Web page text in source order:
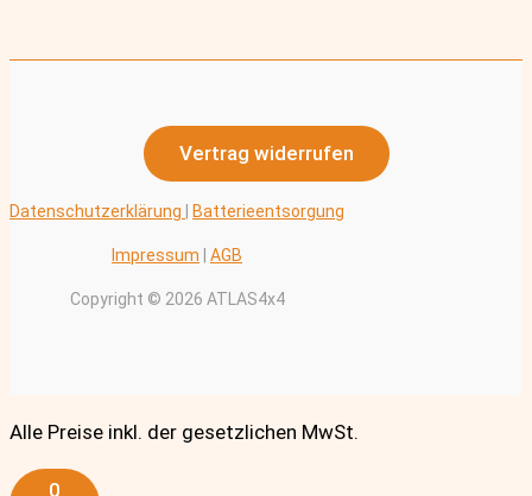
Vertrag widerrufen
Datenschutzerklärung Batterieentsorgung
Impressum AGB
Copyright © 2026 ATLAS4x4
Alle Preise inkl. der gesetzlichen MwSt.
0